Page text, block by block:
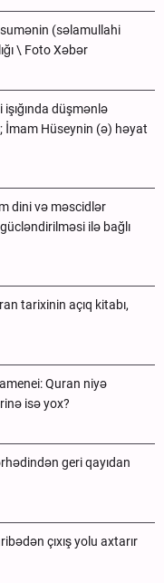
(səlamullahi
\ Foto Xəbər
düşmənlə
İmam Hüseynin (ə) həyat
dini və məscidlər
ilə bağlı
tarixinin açıq kitabı,
Quran niyə
isə yox?
geri qayıdan
çıxış yolu axtarır